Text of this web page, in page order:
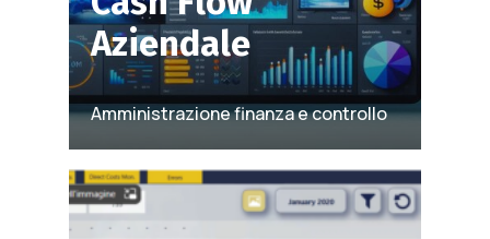
Aziendale
Amministrazione finanza e controllo